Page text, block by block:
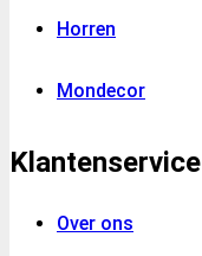
Horren
Mondecor
Klantenservice
Over ons